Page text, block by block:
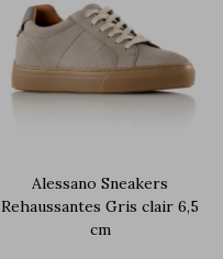
Alessano Sneakers
Rehaussantes Gris clair 6,5
cm